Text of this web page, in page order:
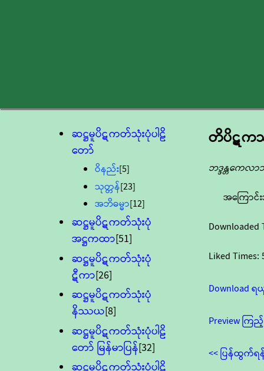
ဆဋ္ဌမူပိဋကတ်သုံးပုံပါဠိ
တော်
ဝိနည်း[5]
သုတ္တန်[23]
အဘိဓမ္မာ[12]
ဆဋ္ဌမူပိဋကတ်သုံးပုံ
အဋ္ဌကထာ[51]
ဆဋ္ဌမူပိဋကတ်သုံးပုံ
ဋီကာ[26]
ဆဋ္ဌမူပိဋကတ်သုံးပုံ
နိဿယ[8]
ဆဋ္ဌမူပိဋကတ်သုံးပုံပါဠိ
တော် မြန်မာပြန်[32]
ဆဋ္ဌမူပိဋကတ်သုံးပုံပါဠိ
တိပိဋကသူ
ဘဒ္ဒန္တကေလ
အကြောင်
Downloaded
Liked Times:
Download
Preview ကြ
<< ပြန်ထွက်ရ